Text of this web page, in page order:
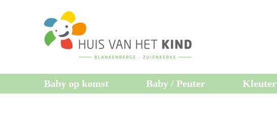
Baby op komst Baby / Peuter Kleuter